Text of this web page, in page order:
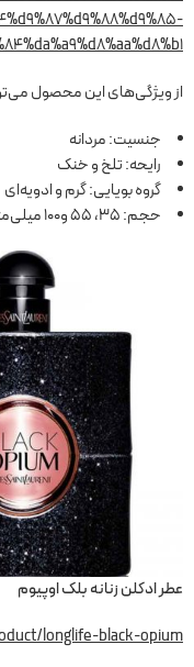
از ویژگی‌های این محصول
جنسیت: مردانه
رایحه: تلخ و خنک
گروه بویایی: گرم و ادویه‌ای
حجم: 35، 55 و100 میلی‌متر
عطر ادکلن زنانه بلک اوپیوم
longlife-black-opium/